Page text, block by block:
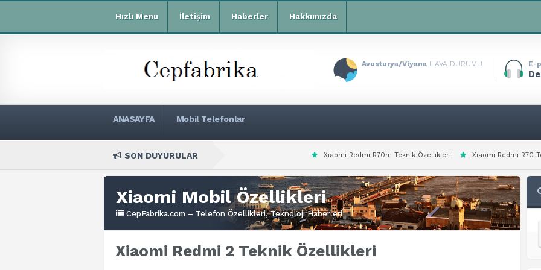
Hızlı Menu İletişim Haberler Hakkımızda
Avusturya/Viyana HAVA DURUMU E-
ANASAYFA Mobil Telefonlar
SON DUYURULAR Xiaomi Redmi R70m Teknik Özellikleri Xiaomi Redmi R70 Teknik Özellikleri
Xiaomi Mobil Özellikleri
CepFabrika.com – Telefon Özellikleri, Teknoloji Haberleri
Xiaomi Redmi 2 Teknik Özellikleri